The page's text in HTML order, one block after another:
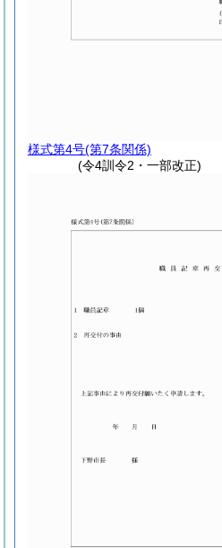
様式第4号(第7条関係)
(令4訓令2・一部改正)